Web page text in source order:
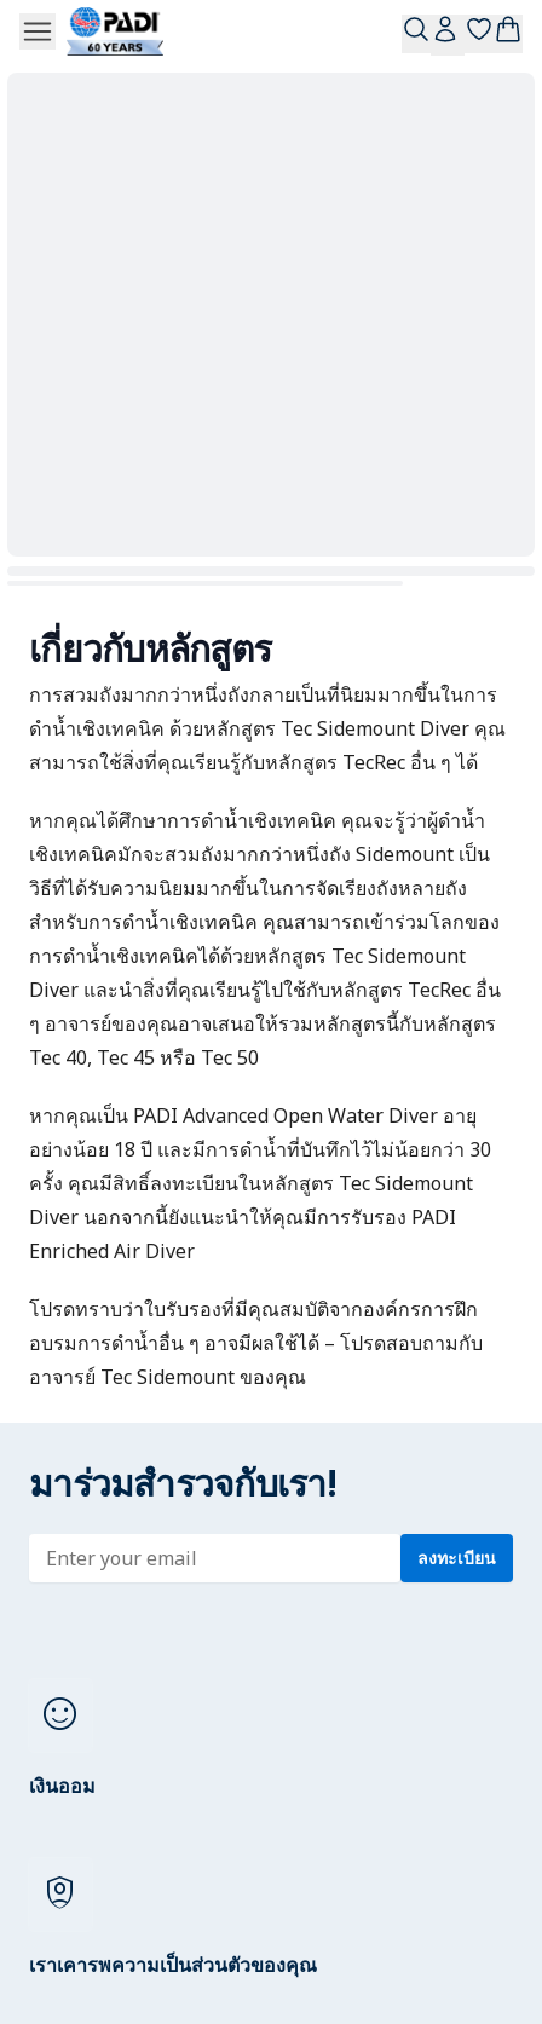
เกี่ยวกับหลักสูตร
การสวมถังมากกว่าหนึ่งถังกลายเป็นที่นิยมมากขึ้นในการ
ดำน้ำเชิงเทคนิค ด้วยหลักสูตร Tec Sidemount Diver คุณ
สามารถใช้สิ่งที่คุณเรียนรู้กับหลักสูตร TecRec อื่น ๆ ได้
หากคุณได้ศึกษาการดำน้ำเชิงเทคนิค คุณจะรู้ว่าผู้ดำน้ำ
เชิงเทคนิคมักจะสวมถังมากกว่าหนึ่งถัง Sidemount เป็น
วิธีที่ได้รับความนิยมมากขึ้นในการจัดเรียงถังหลายถัง
สำหรับการดำน้ำเชิงเทคนิค คุณสามารถเข้าร่วมโลกของ
การดำน้ำเชิงเทคนิคได้ด้วยหลักสูตร Tec Sidemount
Diver และนำสิ่งที่คุณเรียนรู้ไปใช้กับหลักสูตร TecRec อื่น
ๆ อาจารย์ของคุณอาจเสนอให้รวมหลักสูตรนี้กับหลักสูตร
Tec 40, Tec 45 หรือ Tec 50
หากคุณเป็น PADI Advanced Open Water Diver อายุ
อย่างน้อย 18 ปี และมีการดำน้ำที่บันทึกไว้ไม่น้อยกว่า 30
ครั้ง คุณมีสิทธิ์ลงทะเบียนในหลักสูตร Tec Sidemount
Diver นอกจากนี้ยังแนะนำให้คุณมีการรับรอง PADI
Enriched Air Diver
โปรดทราบว่าใบรับรองที่มีคุณสมบัติจากองค์กรการฝึก
อบรมการดำน้ำอื่น ๆ อาจมีผลใช้ได้ – โปรดสอบถามกับ
อาจารย์ Tec Sidemount ของคุณ
มาร่วมสำรวจกับเรา!
Enter address ลงทะเบียน
sentiment_satisfied
เงินออม
shield_person
เราเคารพความเป็นส่วนตัวของคุณ